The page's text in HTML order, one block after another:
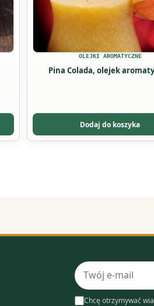
OLEJKI AROMATYCZNE
Pina Colada, olejek
Dodaj do koszyka
Adres
e-
mailChcę otrzymywać